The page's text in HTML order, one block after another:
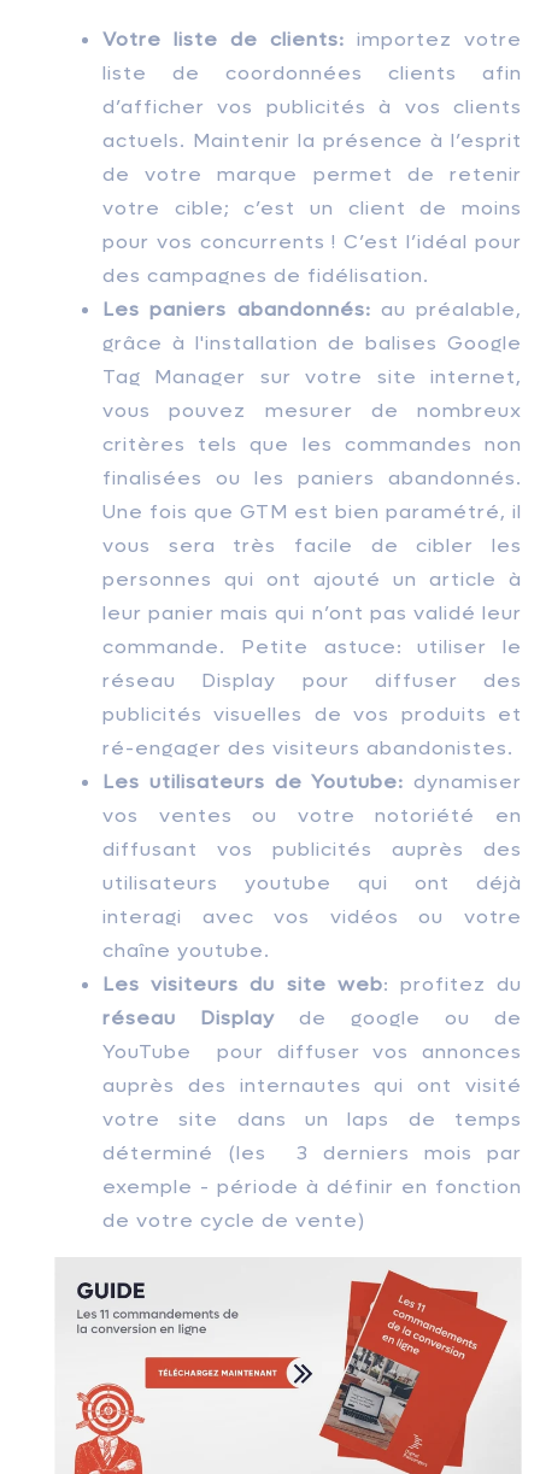
Votre liste de clients: importez votre
liste de coordonnées clients afin
d’afficher vos publicités à vos clients
actuels. Maintenir la présence à l’esprit
de votre marque permet de retenir
votre cible; c’est un client de moins
pour vos concurrents ! C’est l’idéal pour
des campagnes de fidélisation.
Les paniers abandonnés: au préalable,
grâce à l'installation de balises Google
Tag Manager sur votre site internet,
vous pouvez mesurer de nombreux
critères tels que les commandes non
finalisées ou les paniers abandonnés.
Une fois que GTM est bien paramétré, il
vous sera très facile de cibler les
personnes qui ont ajouté un article à
leur panier mais qui n’ont pas validé leur
commande. Petite astuce: utiliser le
réseau Display pour diffuser des
publicités visuelles de vos produits et
ré-engager des visiteurs abandonistes.
Les utilisateurs de Youtube: dynamiser
vos ventes ou votre notoriété en
diffusant vos publicités auprès des
utilisateurs youtube qui ont déjà
interagi avec vos vidéos ou votre
chaîne youtube.
Les visiteurs du site web: profitez du
réseau Display de google ou de
YouTube pour diffuser vos annonces
auprès des internautes qui ont visité
votre site dans un laps de temps
déterminé (les 3 derniers mois par
exemple - période à définir en fonction
de votre cycle de vente)